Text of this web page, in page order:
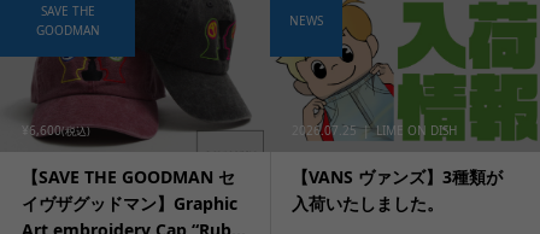
¥6,600(税込)
【SAVE THE GOODMAN セ
イヴザグッドマン】Graphic
SAVE THE
GOODMAN
2026.07.25 LIME ON DISH
【VANS ヴァンズ】3種類が
入荷いたしました。
NEWS